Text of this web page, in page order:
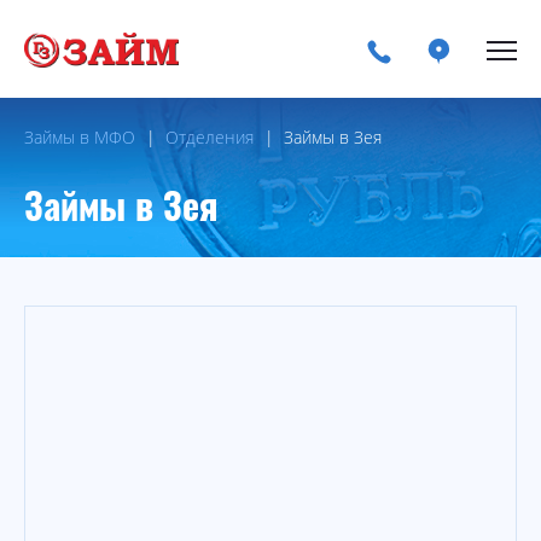
Займы в МФО Отделения Займы в Зея
Займы в Зея